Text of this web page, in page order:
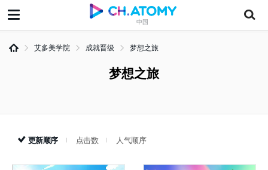
中国
艾多美学院 成就晋级 梦想之旅
梦想之旅
更新顺序 点击数 人气顺序